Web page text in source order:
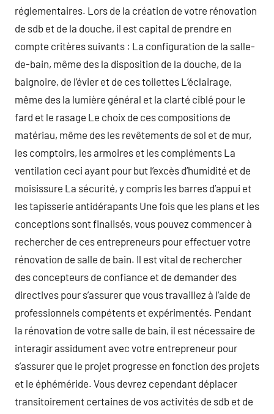
réglementaires. Lors de la création de votre rénovation
de sdb et de la douche, il est capital de prendre en
compte critères suivants : La configuration de la salle-
de-bain, même des la disposition de la douche, de la
baignoire, de l’évier et de ces toilettes L’éclairage,
même des la lumière général et la clarté ciblé pour le
fard et le rasage Le choix de ces compositions de
matériau, même des les revêtements de sol et de mur,
les comptoirs, les armoires et les compléments La
ventilation ceci ayant pour but l’excès d’humidité et de
moisissure La sécurité, y compris les barres d’appui et
les tapisserie antidérapants Une fois que les plans et les
conceptions sont finalisés, vous pouvez commencer à
rechercher de ces entrepreneurs pour effectuer votre
rénovation de salle de bain. Il est vital de rechercher
des concepteurs de confiance et de demander des
directives pour s’assurer que vous travaillez à l’aide de
professionnels compétents et expérimentés. Pendant
la rénovation de votre salle de bain, il est nécessaire de
interagir assidument avec votre entrepreneur pour
s’assurer que le projet progresse en fonction des projets
et le éphéméride. Vous devrez cependant déplacer
transitoirement certaines de vos activités de sdb et de